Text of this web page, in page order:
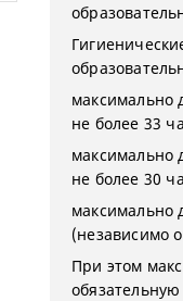
максимально
не более 33
максимально
не более 30
максимально
(независимо
При этом